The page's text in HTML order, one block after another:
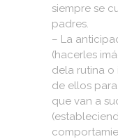
siempre se
padres.
– La
(hacerles
dela rutina o
de ellos
que van a